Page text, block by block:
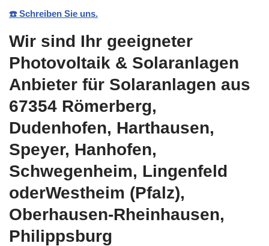
☎️ Schreiben Sie uns.
Wir sind Ihr geeigneter
Photovoltaik & Solaranlagen
Anbieter für Solaranlagen aus
67354 Römerberg,
Dudenhofen, Harthausen,
Speyer, Hanhofen,
Schwegenheim, Lingenfeld
oderWestheim (Pfalz),
Oberhausen-Rheinhausen,
Philippsburg